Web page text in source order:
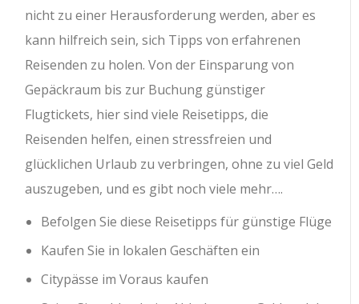
nicht zu einer Herausforderung werden, aber es
kann hilfreich sein, sich Tipps von erfahrenen
Reisenden zu holen. Von der Einsparung von
Gepäckraum bis zur Buchung günstiger
Flugtickets, hier sind viele Reisetipps, die
Reisenden helfen, einen stressfreien und
glücklichen Urlaub zu verbringen, ohne zu viel Geld
auszugeben, und es gibt noch viele mehr….
Befolgen Sie diese Reisetipps für günstige Flüge
Kaufen Sie in lokalen Geschäften ein
Citypässe im Voraus kaufen